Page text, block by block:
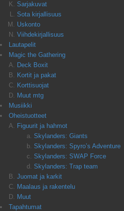
Sarjakuvat
Sota kirjallisuus
Uskonto
Viihdekirjallisuus
Lautapelit
Magic the Gathering
Deck Boxit
Kortit ja pakat
Korttisuojat
Muut mtg
Musiikki
Oheistuotteet
Figuurit ja hahmot
Skylanders: Giants
Skylanders: Spyro’s Adventure
Skylanders: SWAP Force
Skylanders: Trap team
Juomat ja karkit
Maalaus ja rakentelu
Muut
Tapahtumat